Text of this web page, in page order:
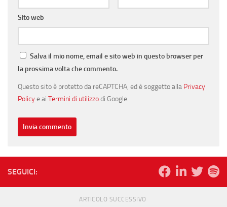
Sito web
Salva il mio nome, email e sito web in questo browser per
la prossima volta che commento.
Questo sito è protetto da reCAPTCHA, ed è soggetto alla Privacy
Policye ai Termini di utilizzodi Google.
SEGUICI:
ARTICOLO SUCCESSIVO